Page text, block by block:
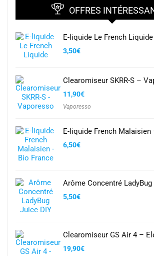
OFFRES
E-liquide Le French Liquide
3,50€
Clearomiseur SKRR-S –
11,90€
Vaporesso
E-liquide French Malaisien
6,50€
Arôme Concentré
5,50€
Clearomiseur GS Air 4 –
19,90€